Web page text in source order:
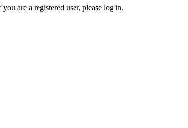
are a registered user, please log in.